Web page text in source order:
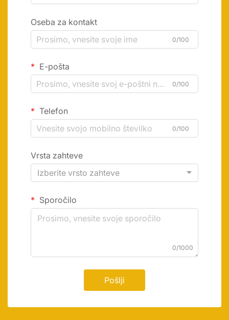
Oseba za kontakt
0/100
E-pošta
0/100
Telefon
0/100
Vrsta zahteve
Izberite vrsto zahteve
Sporočilo
0/1000
Pošlji